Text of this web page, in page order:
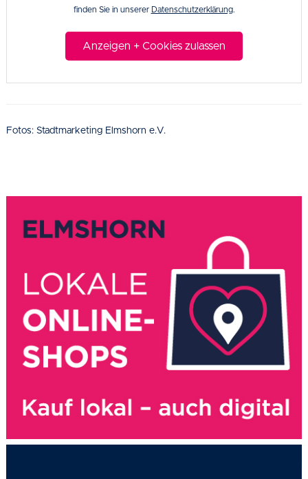
finden Sie in unserer Datenschutzerklärung.
Anzeigen + Cookies zulassen
Fotos: Stadtmarketing Elmshorn e.V.